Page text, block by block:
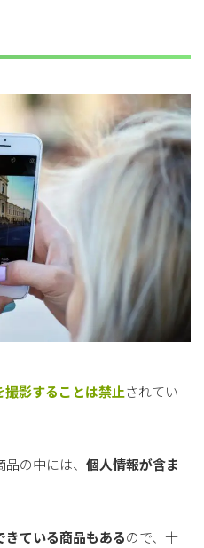
影することは禁止されてい
の中には、 個人情報が含ま
ている商品もあるので、十